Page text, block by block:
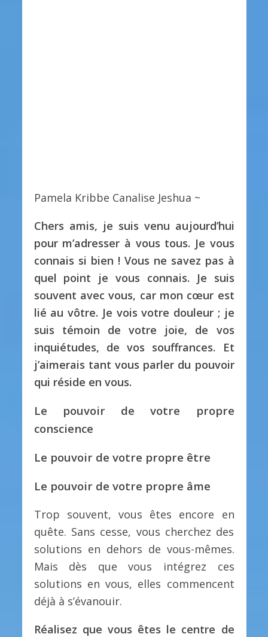
Pamela Kribbe Canalise Jeshua ~
Chers amis, je suis venu aujourd’hui
pour m’adresser à vous tous. Je vous
connais si bien ! Vous ne savez pas à
quel point je vous connais. Je suis
souvent avec vous, car mon cœur est
lié au vôtre. Je vois votre douleur ; je
suis témoin de votre joie, de vos
inquiétudes, de vos souffrances. Et
j’aimerais tant vous parler du pouvoir
qui réside en vous.
Le pouvoir de votre propre
conscience
Le pouvoir de votre propre être
Le pouvoir de votre propre âme
Trop souvent, vous êtes encore en
quête. Sans cesse, vous cherchez des
solutions en dehors de vous-mêmes.
Mais dès que vous intégrez ces
solutions en vous, elles commencent
déjà à s’évanouir.
Réalisez que vous êtes le centre de